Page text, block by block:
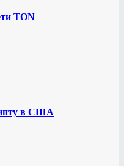
TON
в США